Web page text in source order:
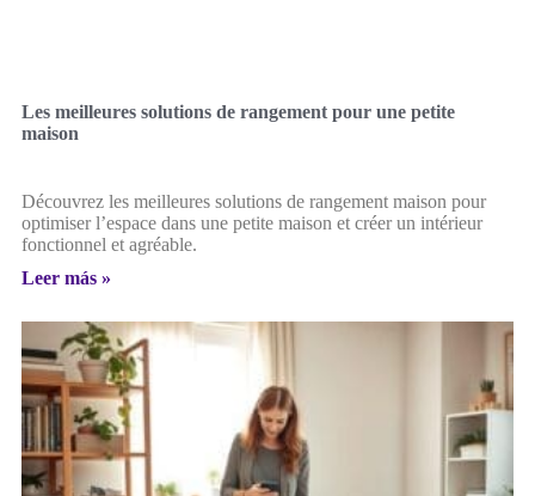
Les meilleures solutions de rangement pour une petite
maison
Découvrez les meilleures solutions de rangement maison pour
optimiser l’espace dans une petite maison et créer un intérieur
fonctionnel et agréable.
Leer más »